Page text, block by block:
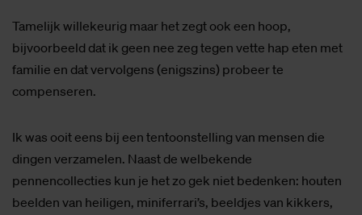
Tamelijk willekeurig maar het zegt ook een hoop,
bijvoorbeeld dat ik geen nee zeg tegen vette hap eten met
familie en dat vervolgens (enigszins) probeer te
compenseren.
Ik was ooit eens bij een tentoonstelling van mensen die
dingen verzamelen. Naast de welbekende
pennencollecties kun je het zo gek niet bedenken: houten
beelden van heiligen, miniferrari’s, beeldjes van kikkers,